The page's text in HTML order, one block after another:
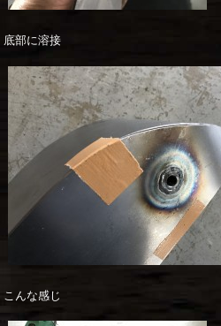
底部に溶接
こんな感じ